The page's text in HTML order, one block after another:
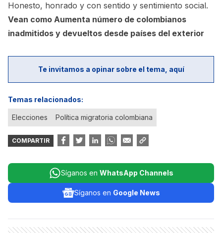
Honesto, honrado y con sentido y sentimiento social.
Vean como Aumenta número de colombianos
inadmitidos y devueltos desde países del exterior
Te invitamos a opinar sobre el tema, aquí
Temas relacionados:
Elecciones Política migratoria colombiana
COMPARTIR
Síganos en WhatsApp Channels
Síganos en Google News